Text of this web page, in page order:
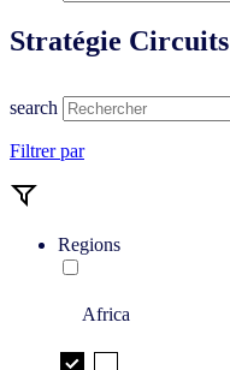
Stratégie Circuits
search
Filtrer par
Regions
Africa